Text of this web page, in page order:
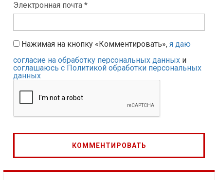
Электронная почта *
Нажимая на кнопку «Комментировать», я даю
согласие на обработку персональных данных и
соглашаюсь с Политикой обработки персональных
данных